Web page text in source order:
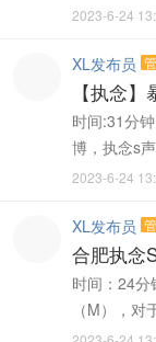
2023-6-24
XL发布员
【执念
时间:31分
博，执念s
2023-6-24
XL发布员
合肥执念
时间：24
（M），